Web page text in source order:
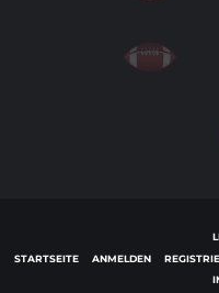
STARTSEITE
ANMELDEN